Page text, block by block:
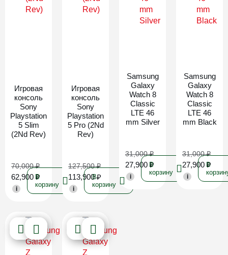
Игровая
консоль
Sony
Playstation
5 Slim
(2Nd Rev)
70,000₽
62,900 ₽
i
В
корзину
Игровая
консоль
Sony
Playstation
5 Pro (2Nd
Rev)
127,500₽
113,900₽
i
В
корзину
Samsung
Galaxy
Watch 8
Classic
LTE 46
mm Silver
31,000₽
27,900 ₽
i
В
корзину
Samsung
Galaxy
Watch 8
Classic
LTE 46
mm Black
31,000₽
27,900 ₽
i
В